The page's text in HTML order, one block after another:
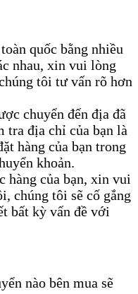
quốc bằng nhiều
nhau, xin vui lòng
tôi tư vấn rõ hơn
chuyển đến địa đã
tra địa chỉ của bạn là
hàng của bạn trong
khoản.
hàng của bạn, xin vui
chúng tôi sẽ cố gắng
bất kỳ vấn đề với
nào bên mua sẽ